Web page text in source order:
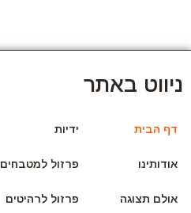
ניווט באתר
דף הבית
אודותינו
אולם תצוגה
ידיות
פרזול למטבחים
פרזול לרהיטים